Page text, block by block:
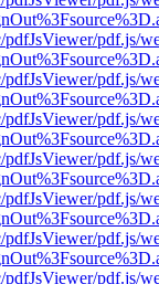
pdfJsViewer/pdf.js/
pdfJsViewer/pdf.js/
pdfJsViewer/pdf.js/
pdfJsViewer/pdf.js/
pdfJsViewer/pdf.js/
pdfJsViewer/pdf.js/
pdfJsViewer/pdf.js/